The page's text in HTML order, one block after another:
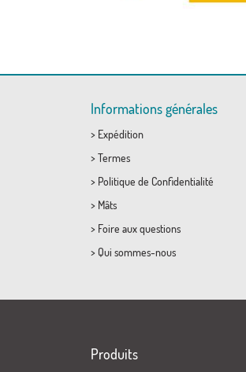
Informations générales
> Expédition
> Termes
> Politique de Confidentialité
> Mâts
> Foire aux questions
> Qui sommes-nous
Produits